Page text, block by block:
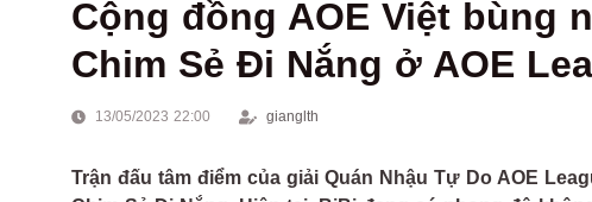
Cộng đồng AOE Việt bùng
Chim Sẻ Đi Nắng ở AOE
13/05/2023 22:00 gianglth
Trận đấu tâm điểm của giải Quán Nhậu Tự Do AOE